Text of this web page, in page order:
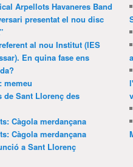
Arpellots Havaneres Band
presentat el nou disc
al nou Institut (IES
En quina fase ens
memeu
de Sant Llorenç des
Càgola merdançana
Càgola merdançana
a Sant Llorenç